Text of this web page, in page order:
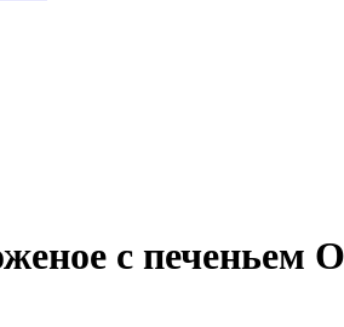
с печеньем